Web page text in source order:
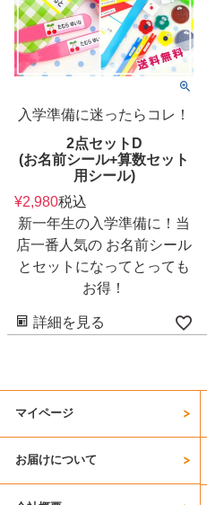
入学準備に迷ったらコレ！
2点セットD
(お名前シール+算数セット
用シール)
¥2,980税込
新一年生の入学準備に！当
店一番人気の お名前シール
とセットになってとっても
お得！
詳細を見る
マイページ
お届けについて